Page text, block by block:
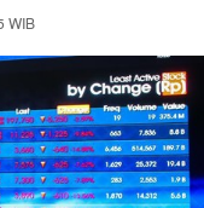
WIB